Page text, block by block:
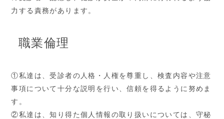
力する責務があります。
職業倫理
①私達は、受診者の人格・人権を尊重し、検査内容や注意
事項について十分な説明を行い、信頼を得るように努めま
す。
②私達は、知り得た個人情報の取り扱いについては、守秘